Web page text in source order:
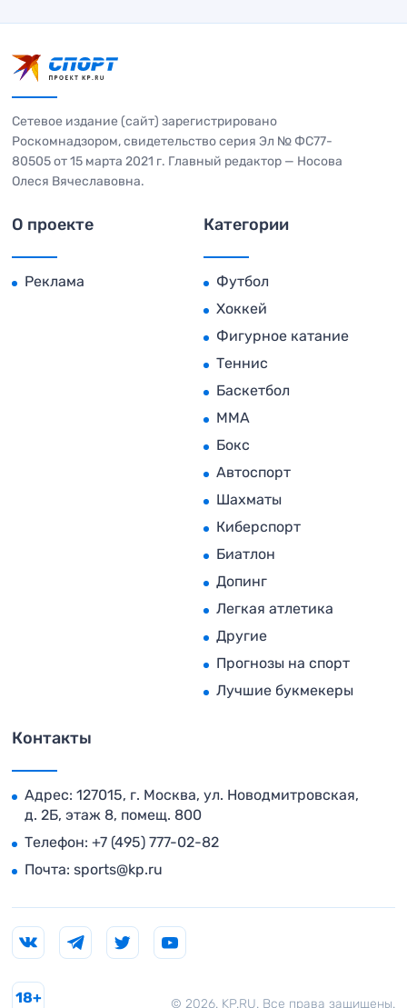
Сетевое издание (сайт) зарегистрировано
Роскомнадзором, свидетельство серия Эл № ФС77-
80505 от 15 марта 2021 г. Главный редактор — Носова
Олеся Вячеславовна.
О проекте
Реклама
Категории
Футбол
Хоккей
Фигурное катание
Теннис
Баскетбол
MMA
Бокс
Автоспорт
Шахматы
Киберспорт
Биатлон
Допинг
Легкая атлетика
Другие
Прогнозы на спорт
Лучшие букмекеры
Контакты
Адрес: 127015, г. Москва, ул. Новодмитровская,
д. 2Б, этаж 8, помещ. 800
Телефон: +7 (495) 777-02-82
Почта: sports@kp.ru
© 2026. KP.RU. Все права защищены.
18+